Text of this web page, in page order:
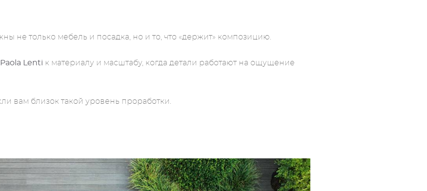
не только мебель и посадка, но и то, что «держит» композицию.
Paola Lenti к материалу и масштабу, когда детали работают на ощущение
вам близок такой уровень проработки.